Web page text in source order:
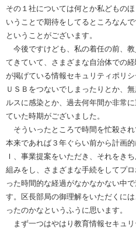
その１社については何とか私どもの
いうことで期待をしてるところなん
ということがございます。
今後ですけども、私の着任の前、
てきていて、さまざまな自治体での
が掲げている情報セキュリティポリ
ＵＳＢをつないでしまったりとか、
ルスに感染とか、過去何年間か非常
ていた時期がございました。
そういったところで時間を忙殺され
本来であれば３年ぐらい前から計画
Ｉ、事業提案をいただき、それをき
組みをし、さまざまな手続をしてプ
った時間的な経過がなかなかない中
す。区長部局の御理解をいただくに
ったのかなというふうに思います。
まず一つはやはり教育情報セキュ